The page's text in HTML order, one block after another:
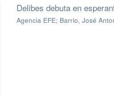
Delibes debuta en
Agencia EFE; Barrio, José